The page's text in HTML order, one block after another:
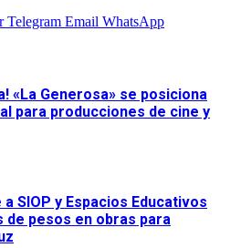
Telegram Email WhatsApp
«La Generosa» se posiciona
para producciones de cine y
SIOP y Espacios Educativos
de pesos en obras para